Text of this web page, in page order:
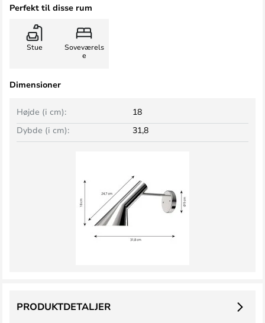
Perfekt til disse rum
Stue
Soveværels
e
Dimensioner
Højde (i cm):
18
Dybde (i cm):
31,8
PRODUKTDETALJER